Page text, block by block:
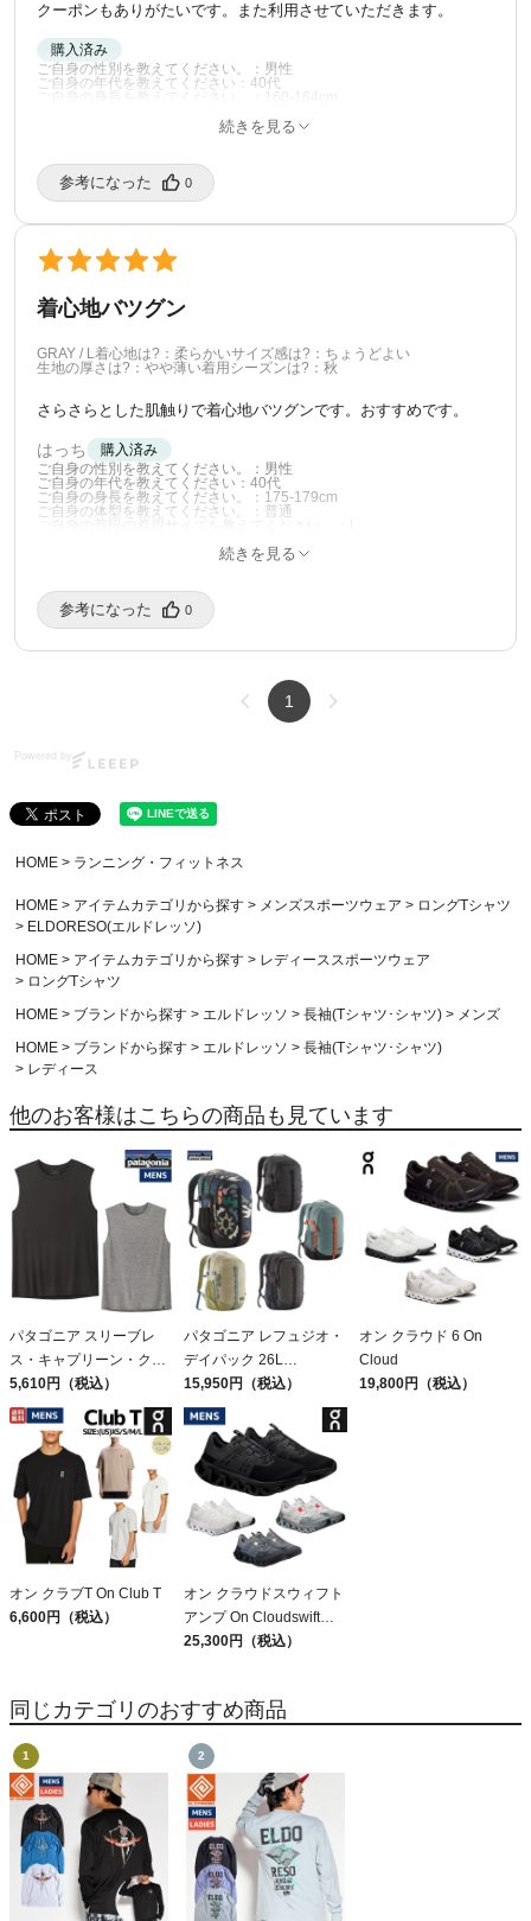
クーポンもありがたいです。また利用させていただきます。
購入済み
ご自身の性別を教えてください。：男性
ご自身の年代を教えてください：40代
ご自身の身長を教えてください。：160-164cm
ご自身の普段の着用サイズを教えてください。：M
続きを見る
参考になった️ 0
着心地バツグン
GRAY / L着心地は?：柔らかいサイズ感は?：ちょうどよい
生地の厚さは?：やや薄い着用シーズンは?：秋
さらさらとした肌触りで着心地バツグンです。おすすめです。
はっち
購入済み
ご自身の性別を教えてください。：男性
ご自身の年代を教えてください：40代
ご自身の身長を教えてください。：175-179cm
ご自身の体型を教えてください。：普通
ご自身の普段の着用サイズを教えてください。：L
続きを見る
参考になった️ 0
1
Powered by
HOME ランニング・フィットネス
HOME アイテムカテゴリから探す メンズスポーツウェア
ロングTシャツ
ELDORESO(エルドレッソ)
HOME
アイテムカテゴリから探す
レディーススポーツウェア
ロングTシャツ
HOME
ブランドから探す エルドレッソ 長袖(Tシャツ･シャツ)
メンズ
HOME
ブランドから探す エルドレッソ
長袖(Tシャツ･シャツ)
レディース
他のお客様はこちらの商品も見ています
パタゴニア スリーブレ
ス・キャプリーン・クー
ル・デイリー・シャツ
Patagonia Sleeveless
Capilene Cool Daily
Shirt
5,610円（税込）
パタゴニア レフュジオ・
デイパック 26L
PATAGONIA REFUGIO
DAY PACK 47914
15,950円（税込）
オン クラウド 6 On
Cloud
19,800円（税込）
オン クラブT On Club T
6,600円（税込）
オン クラウドスウィフト
アンプ On Cloudswift
Amp
25,300円（税込）
同じカテゴリのおすすめ商品